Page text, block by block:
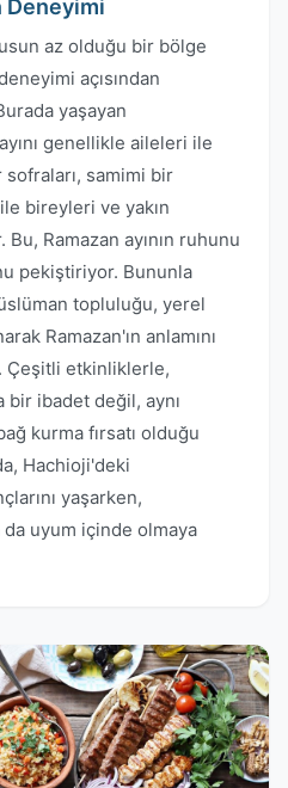
Deneyimi
az olduğu bir bölge
açısından
yaşayan
genellikle aileleri ile
samimi bir
bireyleri ve yakın
Bu, Ramazan ayının ruhunu
pekiştiriyor. Bununla
topluluğu, yerel
Ramazan'ın anlamını
Çeşitli etkinliklerle,
bir ibadet değil, aynı
kurma fırsatı olduğu
Hachioji'deki
yaşarken,
uyum içinde olmaya